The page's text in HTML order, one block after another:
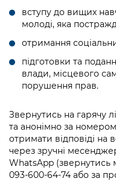
Київська міська
Важливе під час
вступу до вищих
молоді, яка
отримання
підготовки та
влади, місцевого
порушення прав.
Звернутись на гарячу
та анонімно за
отримати відповіді на
через зручні
WhatsApp
093-600-64-74 або за